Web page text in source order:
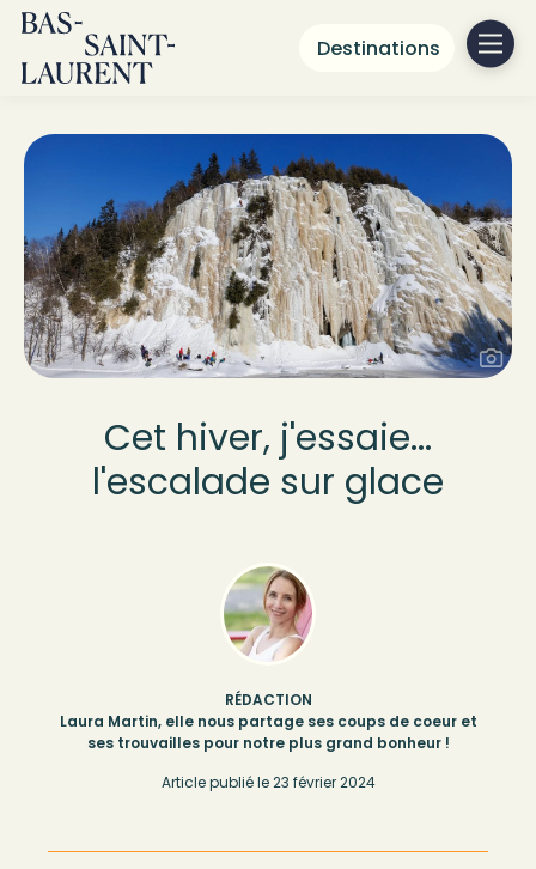
Destinations
Cet hiver, j'essaie...
l'escalade sur glace
RÉDACTION
Laura Martin, elle nous partage ses coups de coeur et
ses trouvailles pour notre plus grand bonheur !
Article publié le 23 février 2024